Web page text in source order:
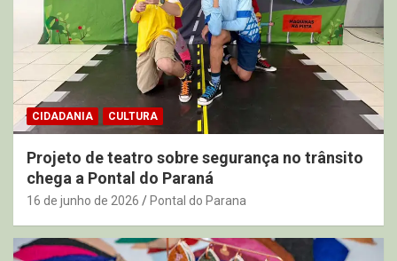
CIDADANIA CULTURA
Projeto de teatro sobre segurança no trânsito
chega a Pontal do Paraná
16 de junho de 2026 Pontal do Parana